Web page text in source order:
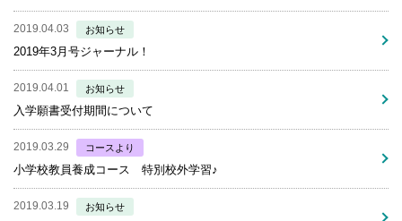
2019.04.03 お知らせ
2019年3月号ジャーナル！
2019.04.01 お知らせ
入学願書受付期間について
2019.03.29 コースより
小学校教員養成コース 特別校外学習♪
2019.03.19 お知らせ